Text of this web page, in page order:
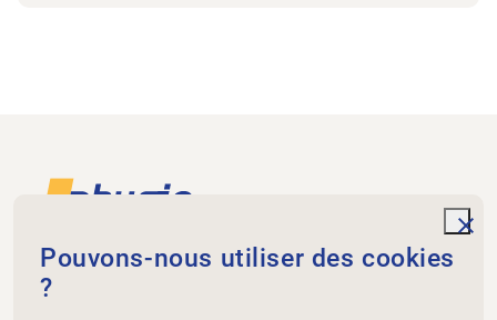
Footer
Physiogenève
Pouvons-nous utiliser des cookies
?